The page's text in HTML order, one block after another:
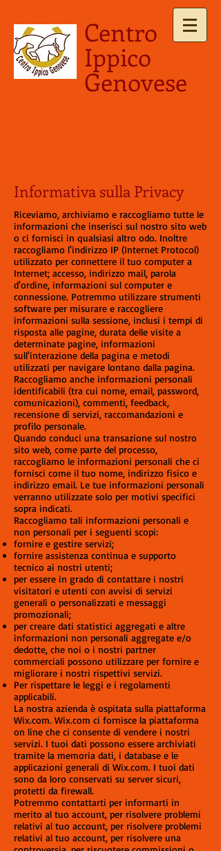
Centro
Ippico
Genovese
Informativa sulla Privacy
Riceviamo, archiviamo e raccogliamo tutte le
informazioni che inserisci sul nostro sito web
o ci fornisci in qualsiasi altro odo. Inoltre
raccogliamo l'indirizzo IP (Internet Protocol)
utilizzato per connettere il tuo computer a
Internet; accesso, indirizzo mail, parola
d'ordine, informazioni sul computer e
connessione. Potremmo utilizzare strumenti
software per misurare e raccogliere
informazioni sulla sessione, inclusi i tempi di
risposta alle pagine, durata delle visite a
determinate pagine, informazioni
sull'interazione della pagina e metodi
utilizzati per navigare lontano dalla pagina.
Raccogliamo anche informazioni personali
identificabili (tra cui nome, email, password,
comunicazioni), commenti, feedback,
recensione di servizi, raccomandazioni e
profilo personale.
Quando conduci una transazione sul nostro
sito web, come parte del processo,
raccogliamo le informazioni personali che ci
fornisci come il tuo nome, indirizzo fisico e
indirizzo email. Le tue informazioni personali
verranno utilizzate solo per motivi specifici
sopra indicati.
Raccogliamo tali informazioni personali e
non personali per i seguenti scopi:
fornire e gestire servizi;
fornire assistenza continua e supporto
tecnico ai nostri utenti;
per essere in grado di contattare i nostri
visitatori e utenti con avvisi di servizi
generali o personalizzati e messaggi
promozionali;
per creare dati statistici aggregati e altre
informazioni non personali aggregate e/o
dedotte, che noi o i nostri partner
commerciali possono utilizzare per fornire e
migliorare i nostri rispettivi servizi.
Per rispettare le leggi e i regolamenti
applicabili.
La nostra azienda è ospitata sulla piattaforma
Wix.com. Wix.com ci fornisce la piattaforma
on line che ci consente di vendere i nostri
servizi. I tuoi dati possono essere archiviati
tramite la memoria dati, i database e le
applicazioni generali di Wix.com. I tuoi dati
sono da loro conservati su server sicuri,
protetti da firewall.
Potremmo contattarti per informarti in
merito al tuo account, per risolvere problemi
relativi al tuo account, per risolvere problemi
relativi al tuo account, per risolvere una